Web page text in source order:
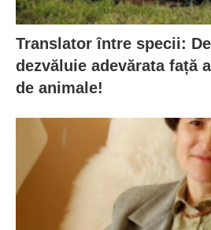
Translator între specii:
dezvăluie adevărata față
de animale!